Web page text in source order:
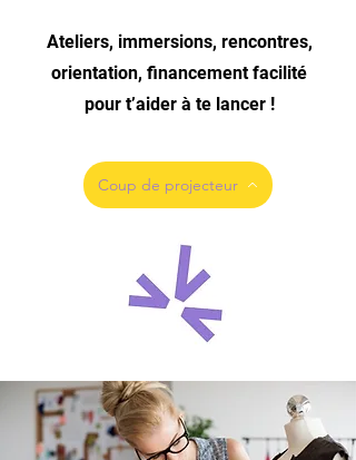
Ateliers, immersions, rencontres,
orientation, financement facilité
pour t’aider à te lancer !​
Coup de projecteur